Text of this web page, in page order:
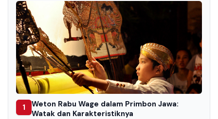
1
Weton Rabu Wage dalam Primbon Jawa:
Watak dan Karakteristiknya